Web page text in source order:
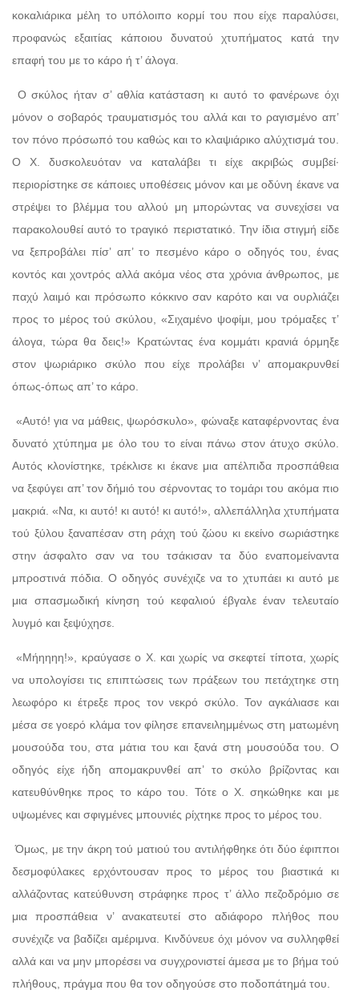
κοκαλιάρικα μέλη το υπόλοιπο κορμί του που είχε παραλύσει,
προφανώς εξαιτίας κάποιου δυνατού χτυπήματος κατά την
επαφή του με το κάρο ή τ’ άλογα.
Ο σκύλος ήταν σ’ αθλία κατάσταση κι αυτό το φανέρωνε όχι
μόνον ο σοβαρός τραυματισμός του αλλά και το ραγισμένο απ’
τον πόνο πρόσωπό του καθώς και το κλαψιάρικο αλύχτισμά του.
Ο Χ. δυσκολευόταν να καταλάβει τι είχε ακριβώς συμβεί·
περιορίστηκε σε κάποιες υποθέσεις μόνον και με οδύνη έκανε να
στρέψει το βλέμμα του αλλού μη μπορώντας να συνεχίσει να
παρακολουθεί αυτό το τραγικό περιστατικό. Την ίδια στιγμή είδε
να ξεπροβάλει πίσ’ απ’ το πεσμένο κάρο ο οδηγός του, ένας
κοντός και χοντρός αλλά ακόμα νέος στα χρόνια άνθρωπος, με
παχύ λαιμό και πρόσωπο κόκκινο σαν καρότο και να ουρλιάζει
προς το μέρος τού σκύλου, «Σιχαμένο ψοφίμι, μου τρόμαξες τ’
άλογα, τώρα θα δεις!» Κρατώντας ένα κομμάτι κρανιά όρμηξε
στον ψωριάρικο σκύλο που είχε προλάβει ν’ απομακρυνθεί
όπως-όπως απ’ το κάρο.
«Αυτό! για να μάθεις, ψωρόσκυλο», φώναξε καταφέρνοντας ένα
δυνατό χτύπημα με όλο του το είναι πάνω στον άτυχο σκύλο.
Αυτός κλονίστηκε, τρέκλισε κι έκανε μια απέλπιδα προσπάθεια
να ξεφύγει απ’ τον δήμιό του σέρνοντας το τομάρι του ακόμα πιο
μακριά. «Να, κι αυτό! κι αυτό! κι αυτό!», αλλεπάλληλα χτυπήματα
τού ξύλου ξαναπέσαν στη ράχη τού ζώου κι εκείνο σωριάστηκε
στην άσφαλτο σαν να του τσάκισαν τα δύο εναπομείναντα
μπροστινά πόδια. Ο οδηγός συνέχιζε να το χτυπάει κι αυτό με
μια σπασμωδική κίνηση τού κεφαλιού έβγαλε έναν τελευταίο
λυγμό και ξεψύχησε.
«Μήηηηη!», κραύγασε ο Χ. και χωρίς να σκεφτεί τίποτα, χωρίς
να υπολογίσει τις επιπτώσεις των πράξεων του πετάχτηκε στη
λεωφόρο κι έτρεξε προς τον νεκρό σκύλο. Τον αγκάλιασε και
μέσα σε γοερό κλάμα τον φίλησε επανειλημμένως στη ματωμένη
μουσούδα του, στα μάτια του και ξανά στη μουσούδα του. Ο
οδηγός είχε ήδη απομακρυνθεί απ’ το σκύλο βρίζοντας και
κατευθύνθηκε προς το κάρο του. Τότε ο Χ. σηκώθηκε και με
υψωμένες και σφιγμένες μπουνιές ρίχτηκε προς το μέρος του.
Όμως, με την άκρη τού ματιού του αντιλήφθηκε ότι δύο έφιπποι
δεσμοφύλακες ερχόντουσαν προς το μέρος του βιαστικά κι
αλλάζοντας κατεύθυνση στράφηκε προς τ’ άλλο πεζοδρόμιο σε
μια προσπάθεια ν’ ανακατευτεί στο αδιάφορο πλήθος που
συνέχιζε να βαδίζει αμέριμνα. Κινδύνευε όχι μόνον να συλληφθεί
αλλά και να μην μπορέσει να συγχρονιστεί άμεσα με το βήμα τού
πλήθους, πράγμα που θα τον οδηγούσε στο ποδοπάτημά του.